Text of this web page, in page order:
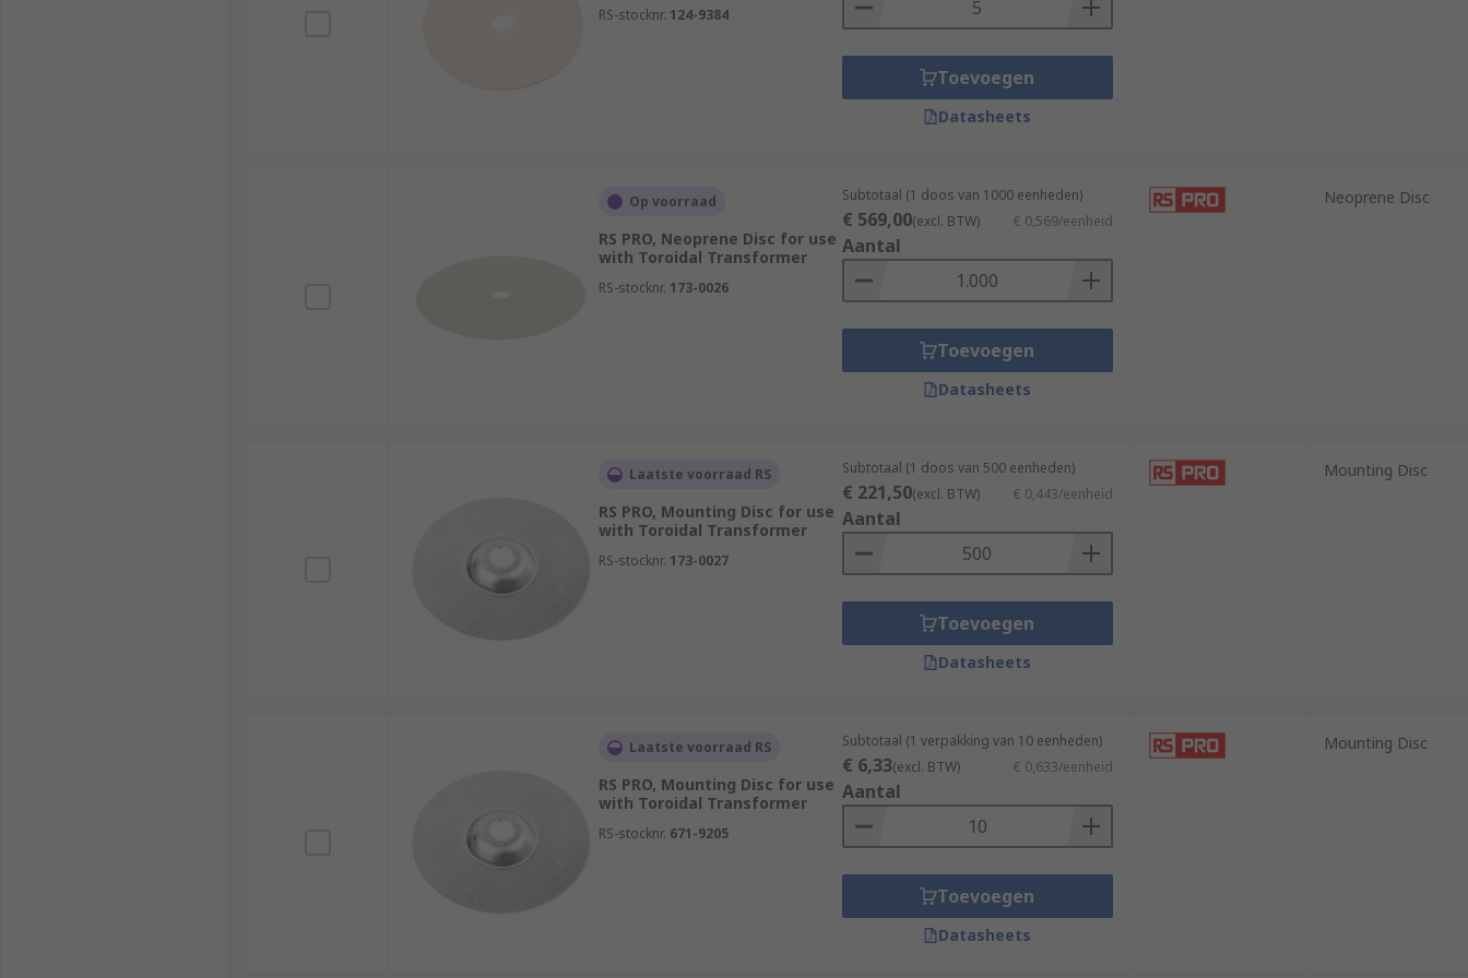
RS-stocknr. 124-9384
Toevoegen
Datasheets
Op voorraad
RS PRO, Neoprene Disc for use
with Toroidal Transformer
RS-stocknr. 173-0026
Subtotaal (1 doos van 1000 eenheden)
€ 569,00(excl. BTW) € 0,569/eenheid
Aantal
Toevoegen
Datasheets
Neoprene Disc
Laatste voorraad RS
RS PRO, Mounting Disc for use
with Toroidal Transformer
RS-stocknr. 173-0027
Subtotaal (1 doos van 500 eenheden)
€ 221,50(excl. BTW) € 0,443/eenheid
Aantal
Toevoegen
Datasheets
Mounting Disc
Laatste voorraad RS
RS PRO, Mounting Disc for use
with Toroidal Transformer
RS-stocknr. 671-9205
Subtotaal (1 verpakking van 10 eenheden)
€ 6,33(excl. BTW) € 0,633/eenheid
Aantal
Toevoegen
Datasheets
Mounting Disc